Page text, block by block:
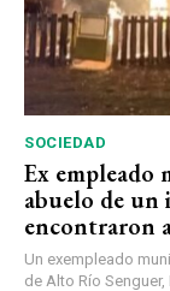
SOCIEDAD
Ex empleado
abuelo de
encontraron
Un exempleado
de Alto Río